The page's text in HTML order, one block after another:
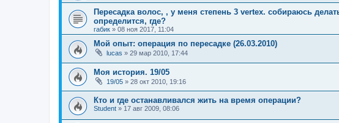
Пересадка волос, , у меня степень 3 vertex. собираюсь
определится, где?
габик » 08 ноя 2017, 11:04
Мой опыт: операция по пересадке (26.03.2010)
lucas » 29 мар 2010, 17:44
Моя история. 19/05
19/05 » 28 окт 2010, 19:16
Кто и где останавливался жить на время операции?
Student » 17 авг 2009, 08:06